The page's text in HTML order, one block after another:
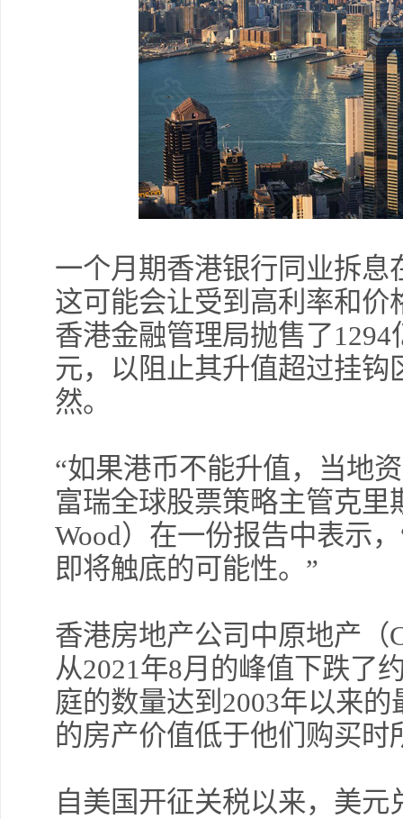
一个月期香港银行同业拆息
这可能会让受到高利率和
香港金融管理局抛售了
元，以阻止其升值超过挂
然。
“如果港币不能升值，当地
富瑞全球股票策略主管克里
Wood）在一份报告中表示
即将触底的可能性。”
香港房地产公司中原地产（
从2021年8月的峰值下跌了
庭的数量达到2003年以来
的房产价值低于他们购买时
自美国开征关税以来，美